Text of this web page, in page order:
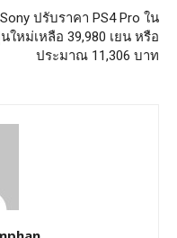
Sony ปรับราคา PS4 Pro ใน
ใหม่เหลือ 39,980 เยน หรือ
ประมาณ 11,306 บาท